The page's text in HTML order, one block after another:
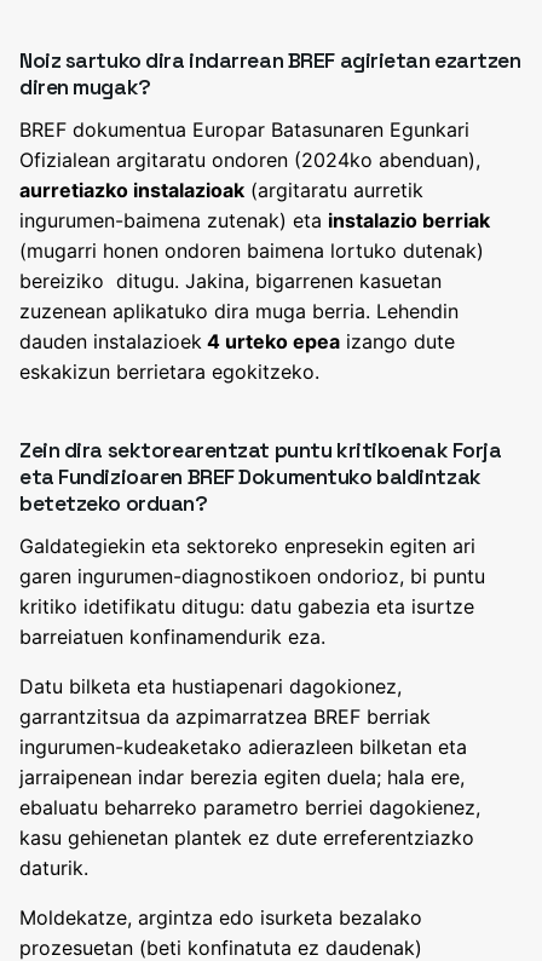
Noiz sartuko dira indarrean BREF agirietan ezartzen
diren mugak?
BREF dokumentua Europar Batasunaren Egunkari
Ofizialean argitaratu ondoren (2024ko abenduan),
aurretiazko instalazioak (argitaratu aurretik
ingurumen-baimena zutenak) eta instalazio berriak
(mugarri honen ondoren baimena lortuko dutenak)
bereiziko ditugu. Jakina, bigarrenen kasuetan
zuzenean aplikatuko dira muga berria. Lehendin
dauden instalazioek 4 urteko epea izango dute
eskakizun berrietara egokitzeko.
Zein dira sektorearentzat puntu kritikoenak Forja
eta Fundizioaren BREF Dokumentuko baldintzak
betetzeko orduan?
Galdategiekin eta sektoreko enpresekin egiten ari
garen ingurumen-diagnostikoen ondorioz, bi puntu
kritiko idetifikatu ditugu: datu gabezia eta isurtze
barreiatuen konfinamendurik eza.
Datu bilketa eta hustiapenari dagokionez,
garrantzitsua da azpimarratzea BREF berriak
ingurumen-kudeaketako adierazleen bilketan eta
jarraipenean indar berezia egiten duela; hala ere,
ebaluatu beharreko parametro berriei dagokienez,
kasu gehienetan plantek ez dute erreferentziazko
daturik.
Moldekatze, argintza edo isurketa bezalako
prozesuetan (beti konfinatuta ez daudenak)